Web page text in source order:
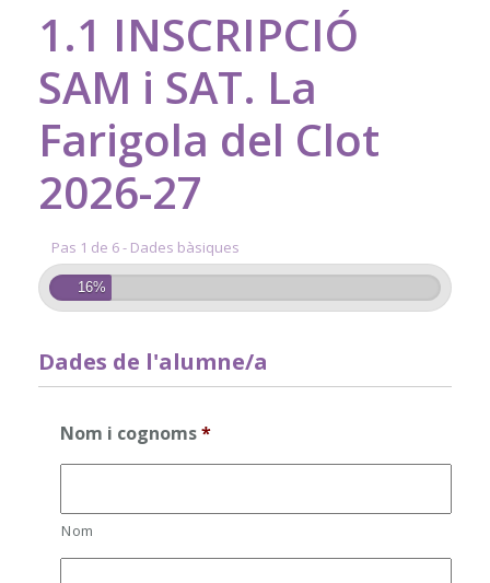
1.1 INSCRIPCIÓ
SAM i SAT. La
Farigola del Clot
2026-27
Pas 1 de 6 - Dades bàsiques
16%
Dades de l'alumne/a
Nom i cognoms*
Nom